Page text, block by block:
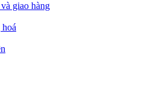
giao hàng